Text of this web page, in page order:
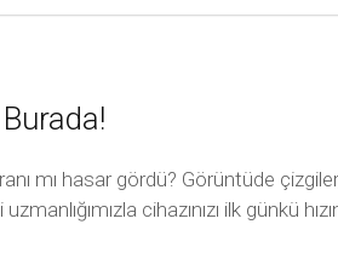
mı hasar gördü? Görüntüde
cihazınızı ilk günkü